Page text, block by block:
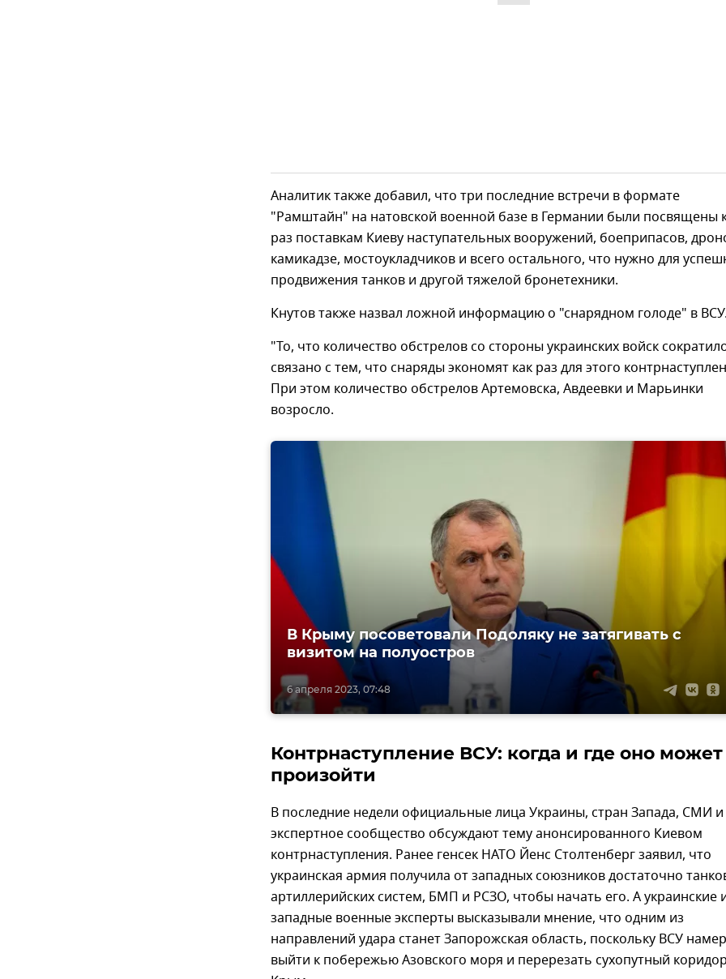
Аналитик также добавил, что три последние встречи в формате
"Рамштайн" на натовской военной базе в Германии были посвящены
раз поставкам Киеву наступательных вооружений, боеприпасов,
камикадзе, мостоукладчиков и всего остального, что нужно для
продвижения танков и другой тяжелой бронетехники.
Кнутов также назвал ложной информацию о "снарядном голоде" в
"То, что количество обстрелов со стороны украинских войск
связано с тем, что снаряды экономят как раз для этого
При этом количество обстрелов Артемовска, Авдеевки и Марьинки
возросло.
6 апреля 2023, 07:48
В Крыму посоветовали Подоляку не затягивать с
визитом на полуостров
Контрнаступление ВСУ: когда и где оно может
произойти
В последние недели официальные лица Украины, стран Запада, СМИ и
экспертное сообщество обсуждают тему анонсированного Киевом
контрнаступления. Ранее генсек НАТО Йенс Столтенберг заявил, что
украинская армия получила от западных союзников достаточно
артиллерийских систем, БМП и РСЗО, чтобы начать его. А украинские
западные военные эксперты высказывали мнение, что одним из
направлений удара станет Запорожская область, поскольку ВСУ
выйти к побережью Азовского моря и перерезать сухопутный